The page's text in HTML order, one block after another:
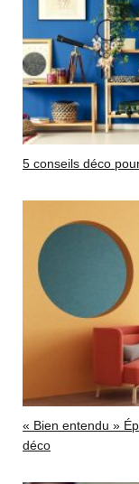
5 conseils déco
« Bien entendu »
déco